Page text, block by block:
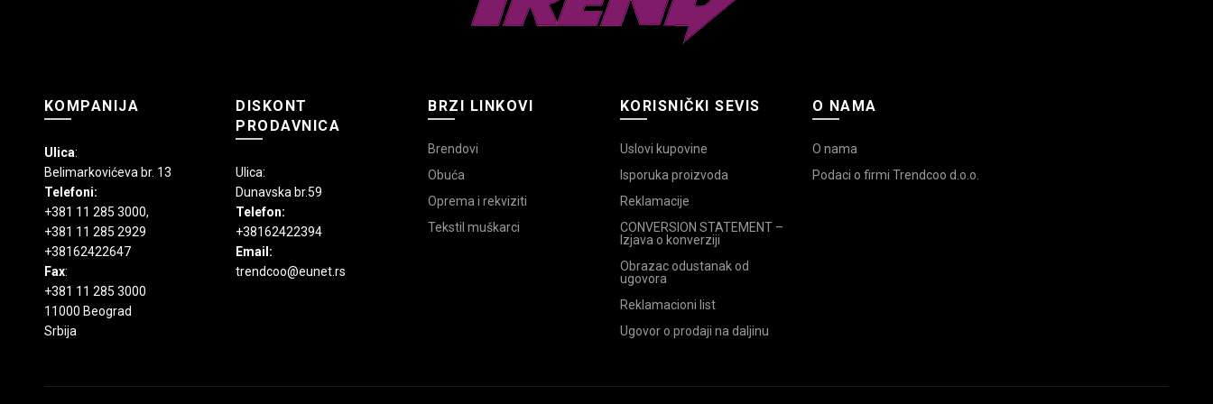
stranici
proizvoda.
KOMPANIJA
Ulica:
Belimarkovićeva br. 13
Telefoni:
+381 11 285 3000,
+381 11 285 2929
+38162422647
Fax:
+381 11 285 3000
11000 Beograd
Srbija
DISKONT
PRODAVNICA
Ulica:
Dunavska br.59
Telefon:
+38162422394
Email:
trendcoo@eunet.rs
BRZI LINKOVI
Brendovi
Obuća
Oprema i rekviziti
Tekstil muškarci
KORISNIČKI SEVIS
Uslovi kupovine
Isporuka proizvoda
Reklamacije
CONVERSION STATEMENT –
Izjava o konverziji
Obrazac odustanak od
ugovora
Reklamacioni list
Ugovor o prodaji na daljinu
O NAMA
O nama
Podaci o firmi Trendcoo d.o.o.